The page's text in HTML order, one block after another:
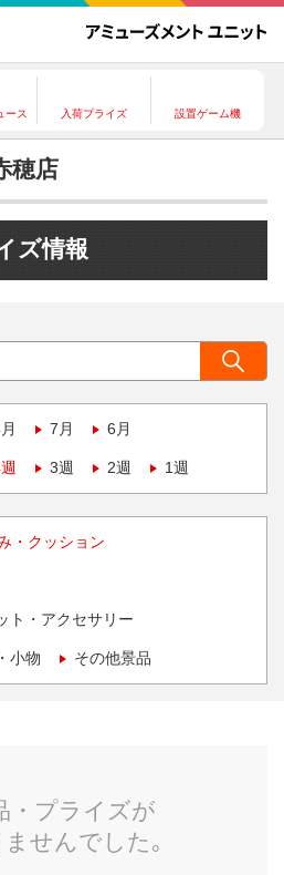
ース 入荷プライズ 設置ゲーム機
穂店
ズ情報
7月 6月
3週 2週 1週
・クッション
ト・アクセサリー
小物 その他景品